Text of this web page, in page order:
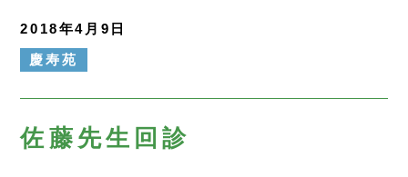
2018年4月9日
慶寿苑
佐藤先生回診